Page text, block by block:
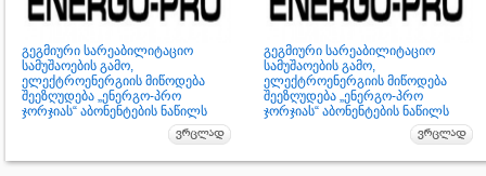
გეგმიური სარეაბილიტაციო
სამუშაოების გამო,
ელექტროენერგიის მიწოდება
შეეზღუდება „ენერგო-პრო
ჯორჯიას“ აბონენტების ნაწილს
გეგმიური სარეაბილიტაციო
სამუშაოების გამო,
ელექტროენერგიის მიწოდება
შეეზღუდება „ენერგო-პრო
ჯორჯიას“ აბონენტების ნაწილს